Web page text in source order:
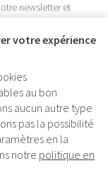
votre expérience
au bon
aucun autre type
pas la possibilité
en la
notre politique en
newsletter et